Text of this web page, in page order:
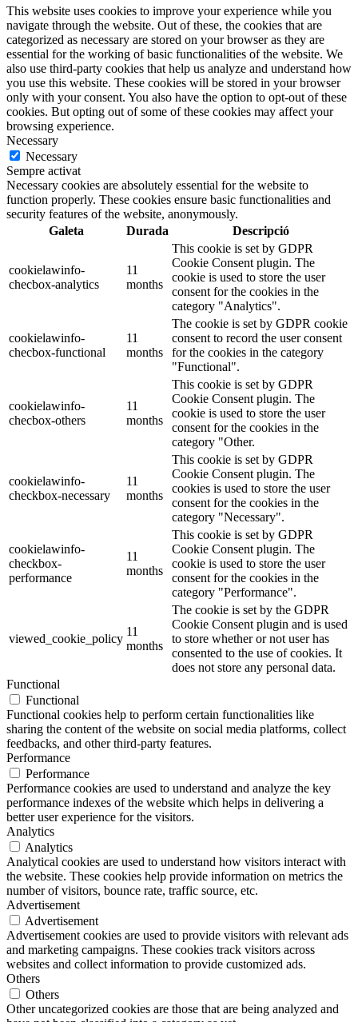
This website uses cookies to improve your experience while you
navigate through the website. Out of these, the cookies that are
categorized as necessary are stored on your browser as they are
essential for the working of basic functionalities of the website. We
also use third-party cookies that help us analyze and understand how
you use this website. These cookies will be stored in your browser
only with your consent. You also have the option to opt-out of these
cookies. But opting out of some of these cookies may affect your
browsing experience.
Necessary
Necessary
Sempre activat
Necessary cookies are absolutely essential for the website to
function properly. These cookies ensure basic functionalities and
security features of the website, anonymously.
Galeta
Durada Descripció
cookielawinfo-
checbox-analytics
11
months
This cookie is set by GDPR
Cookie Consent plugin. The
cookie is used to store the user
consent for the cookies in the
category "Analytics".
cookielawinfo-
checbox-functional
11
months
The cookie is set by GDPR cookie
consent to record the user consent
for the cookies in the category
"Functional".
cookielawinfo-
checbox-others
11
months
This cookie is set by GDPR
Cookie Consent plugin. The
cookie is used to store the user
consent for the cookies in the
category "Other.
cookielawinfo-
checkbox-necessary
11
months
This cookie is set by GDPR
Cookie Consent plugin. The
cookies is used to store the user
consent for the cookies in the
category "Necessary".
cookielawinfo-
checkbox-
performance
11
months
This cookie is set by GDPR
Cookie Consent plugin. The
cookie is used to store the user
consent for the cookies in the
category "Performance".
viewed_cookie_policy
11
months
The cookie is set by the GDPR
Cookie Consent plugin and is used
to store whether or not user has
consented to the use of cookies. It
does not store any personal data.
Functional
Functional
Functional cookies help to perform certain functionalities like
sharing the content of the website on social media platforms, collect
feedbacks, and other third-party features.
Performance
Performance
Performance cookies are used to understand and analyze the key
performance indexes of the website which helps in delivering a
better user experience for the visitors.
Analytics
Analytics
Analytical cookies are used to understand how visitors interact with
the website. These cookies help provide information on metrics the
number of visitors, bounce rate, traffic source, etc.
Advertisement
Advertisement
Advertisement cookies are used to provide visitors with relevant ads
and marketing campaigns. These cookies track visitors across
websites and collect information to provide customized ads.
Others
Others
Other uncategorized cookies are those that are being analyzed and